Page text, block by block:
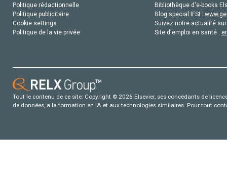
Politique rédactionnelle
Politique publicitaire
Cookie settings
Politique de la vie privée
Bibliothèque d'e-books
Blog special IFSI :
Suivez notre actualité
Site d'emploi en santé :
Tout le contenu de ce site: Copyright © 2026 Elsevier, ses concédants de
de données, a la formation en IA et aux technologies similaires. Pour tout